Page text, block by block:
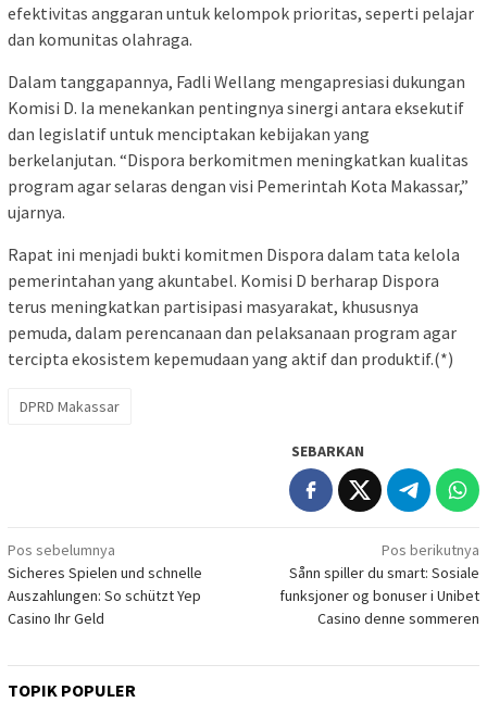
efektivitas anggaran untuk kelompok prioritas, seperti pelajar
dan komunitas olahraga.
Dalam tanggapannya, Fadli Wellang mengapresiasi dukungan
Komisi D. Ia menekankan pentingnya sinergi antara eksekutif
dan legislatif untuk menciptakan kebijakan yang
berkelanjutan. “Dispora berkomitmen meningkatkan kualitas
program agar selaras dengan visi Pemerintah Kota Makassar,”
ujarnya.
Rapat ini menjadi bukti komitmen Dispora dalam tata kelola
pemerintahan yang akuntabel. Komisi D berharap Dispora
terus meningkatkan partisipasi masyarakat, khususnya
pemuda, dalam perencanaan dan pelaksanaan program agar
tercipta ekosistem kepemudaan yang aktif dan produktif.(*)
DPRD Makassar
SEBARKAN
Navigasi
pos
Pos sebelumnya
Sicheres Spielen und schnelle
Auszahlungen: So schützt Yep
Casino Ihr Geld
Pos berikutnya
Sånn spiller du smart: Sosiale
funksjoner og bonuser i Unibet
Casino denne sommeren
TOPIK POPULER